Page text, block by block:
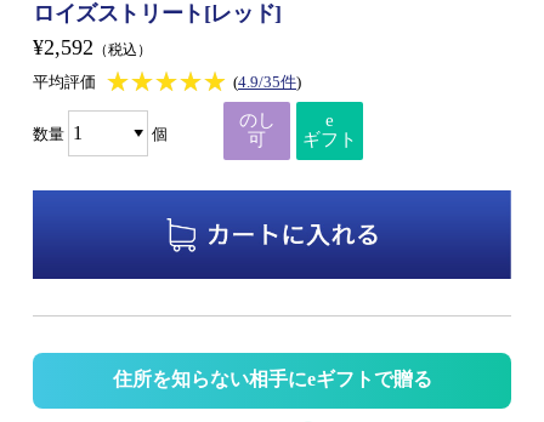
ロイズストリート[レッド]
¥2,592 （税込）
平均評価 ★★★★★
★★★★★ (4.9/35件)
数量 個
のし
可
e
ギフト
住所を知らない相手にeギフトで贈る